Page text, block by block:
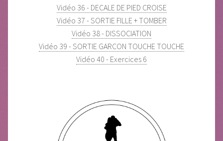
Vidéo 36 - DECALE DE PIED CROISE
Vidéo 37 - SORTIE FILLE + TOMBER
Vidéo 38 - DISSOCIATION
Vidéo 39 - SORTIE GARCON TOUCHE TOUCHE
Vidéo 40 - Exercices 6